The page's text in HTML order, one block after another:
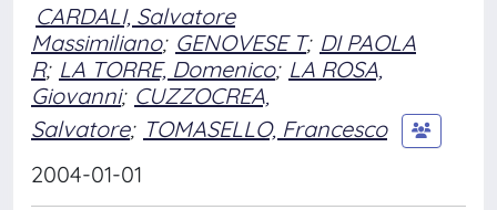
CARDALI, Salvatore
Massimiliano; GENOVESE T; DI PAOLA
R; LA TORRE, Domenico; LA ROSA,
Giovanni; CUZZOCREA,
Salvatore; TOMASELLO, Francesco
2004-01-01